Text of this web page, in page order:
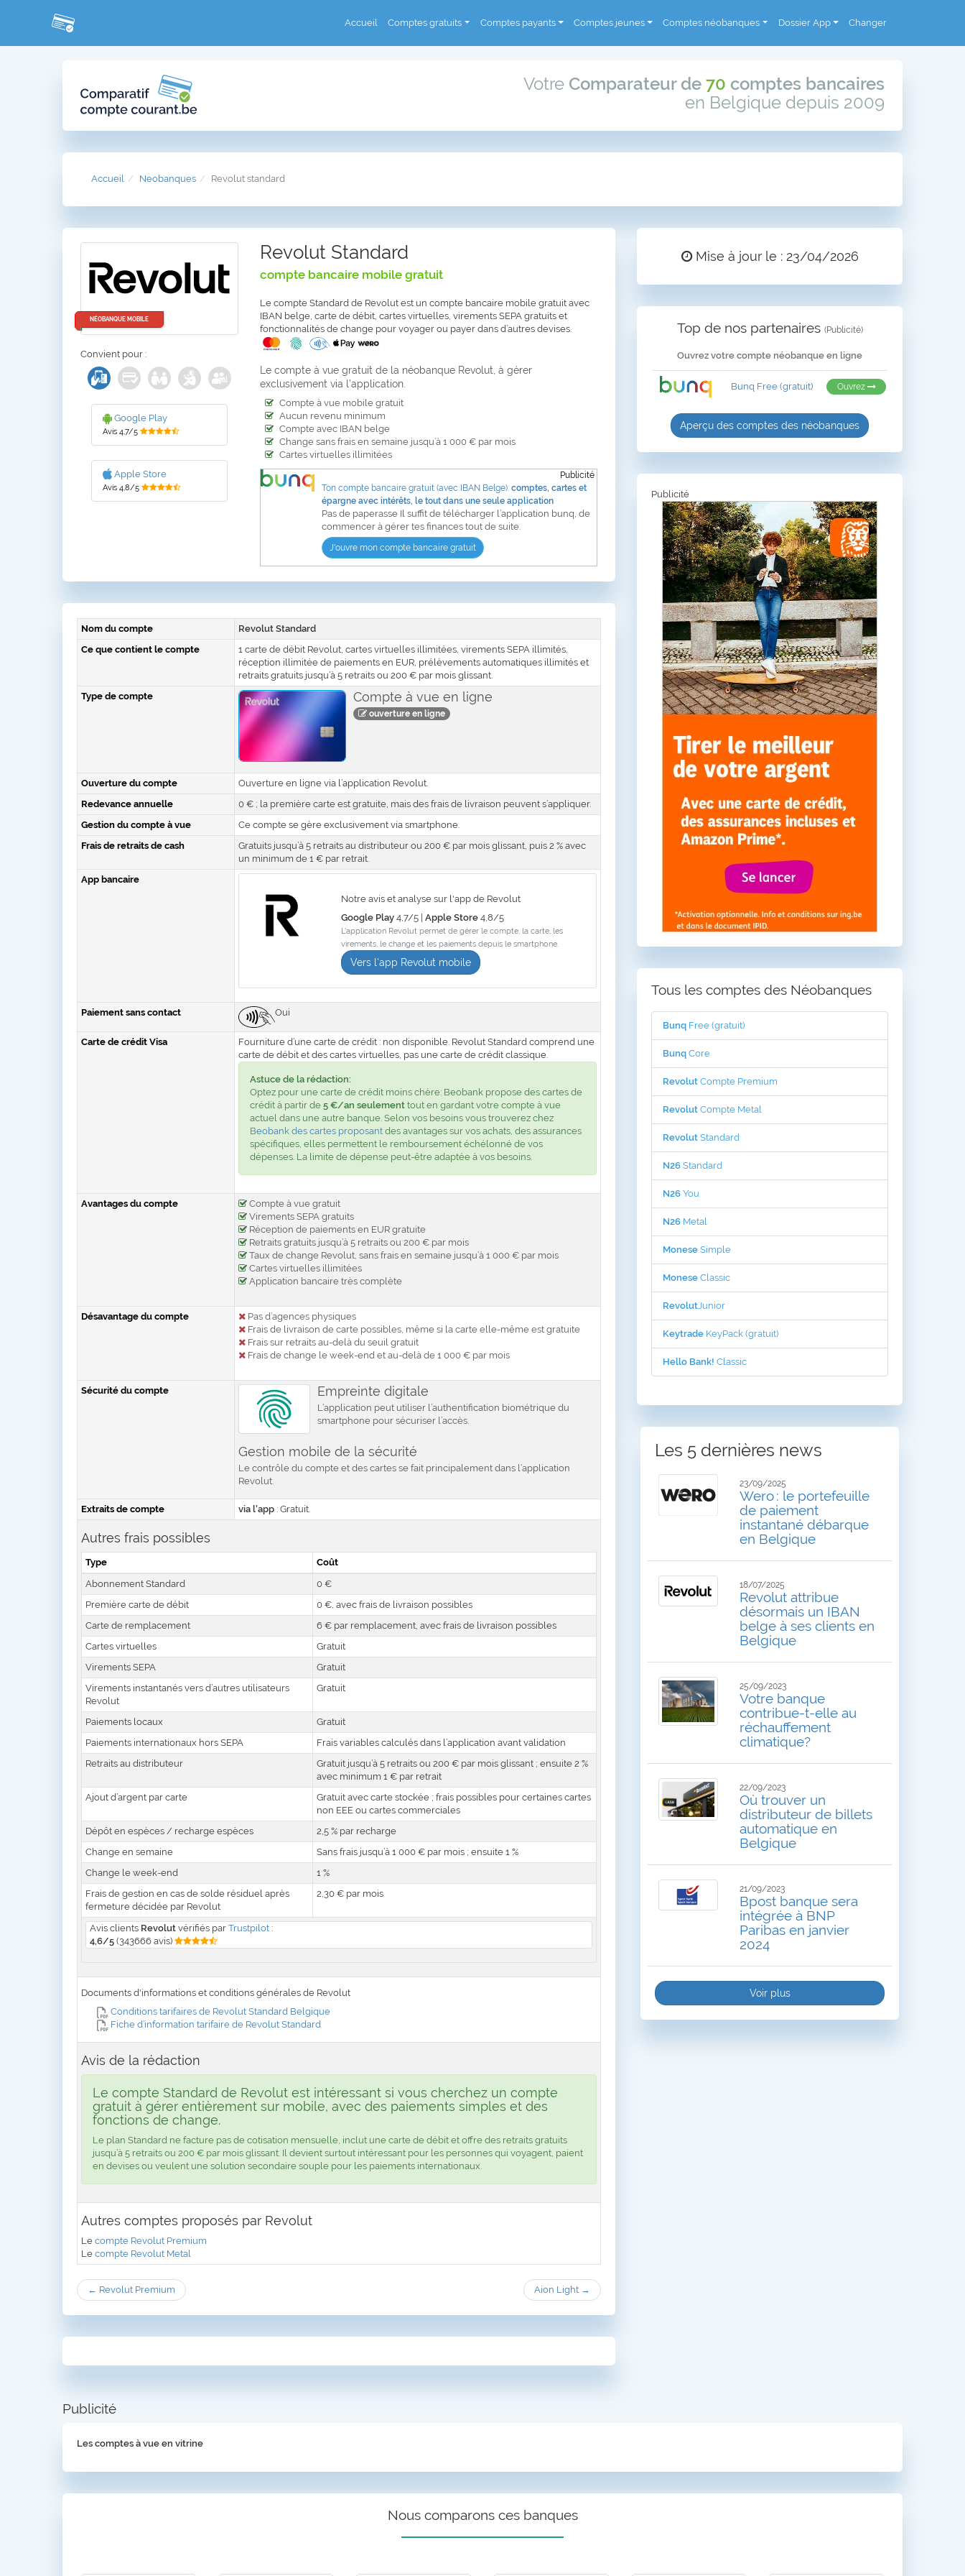
Accueil Comptes gratuits Comptes payants Comptes jeunes Comptes néobanques Dossier App Changer
Votre Comparateur de 70 comptes bancaires
en Belgique depuis 2009
Accueil Neobanques Revolut standard
NÉOBANQUE MOBILE
Convient pour :
Google Play
Avis 4,7/5
Apple Store
Avis 4,8/5
Revolut Standard
compte bancaire mobile gratuit
Le compte Standard de Revolut est un compte bancaire mobile gratuit avec
IBAN belge, carte de débit, cartes virtuelles, virements SEPA gratuits et
fonctionnalités de change pour voyager ou payer dans d’autres devises.
Le compte à vue gratuit de la néobanque Revolut, à gérer
exclusivement via l’application.
Compte à vue mobile gratuit
Aucun revenu minimum
Compte avec IBAN belge
Change sans frais en semaine jusqu’à 1 000 € par mois
Cartes virtuelles illimitées
Publicité
Ton compte bancaire gratuit (avec IBAN Belge): comptes, cartes et
épargne avec intérêts, le tout dans une seule application
Pas de paperasse Il suffit de télécharger l’application bunq, de
commencer à gérer tes finances tout de suite.
J'ouvre mon compte bancaire gratuit
Nom du compte
Revolut Standard
Ce que contient le compte
1 carte de débit Revolut, cartes virtuelles illimitées, virements SEPA illimités,
réception illimitée de paiements en EUR, prélèvements automatiques illimités et
retraits gratuits jusqu’à 5 retraits ou 200 € par mois glissant.
Type de compte
Compte à vue en ligne
ouverture en ligne
Ouverture du compte
Ouverture en ligne via l’application Revolut.
Redevance annuelle
0 € ; la première carte est gratuite, mais des frais de livraison peuvent s’appliquer.
Gestion du compte à vue
Ce compte se gère exclusivement via smartphone.
Frais de retraits de cash
Gratuits jusqu’à 5 retraits au distributeur ou 200 € par mois glissant, puis 2 % avec
un minimum de 1 € par retrait.
App bancaire
Notre avis et analyse sur l'app de Revolut
Google Play 4,7/5 |Apple Store 4,8/5
L’application Revolut permet de gérer le compte, la carte, les
virements, le change et les paiements depuis le smartphone.
Vers l'app Revolut mobile
Paiement sans contact Oui
Carte de crédit Visa
Fourniture d’une carte de crédit : non disponible. Revolut Standard comprend une
carte de débit et des cartes virtuelles, pas une carte de crédit classique.
Astuce de la rédaction:
Optez pour une carte de crédit moins chère: Beobank propose des cartes de
crédit à partir de 5 €/an seulement tout en gardant votre compte à vue
actuel dans une autre banque. Selon vos besoins vous trouverez chez
Beobank des cartes proposant des avantages sur vos achats, des assurances
spécifiques, elles permettent le remboursement échélonné de vos
dépenses. La limite de dépense peut-être adaptée à vos besoins.
Avantages du compte
Compte à vue gratuit
Virements SEPA gratuits
Réception de paiements en EUR gratuite
Retraits gratuits jusqu’à 5 retraits ou 200 € par mois
Taux de change Revolut, sans frais en semaine jusqu’à 1 000 € par mois
Cartes virtuelles illimitées
Application bancaire très complète
Désavantage du compte
Pas d’agences physiques
Frais de livraison de carte possibles, même si la carte elle-même est gratuite
Frais sur retraits au-delà du seuil gratuit
Frais de change le week-end et au-delà de 1 000 € par mois
Sécurité du compte Empreinte digitale
L’application peut utiliser l’authentification biométrique du
smartphone pour sécuriser l’accès.
Gestion mobile de la sécurité
Le contrôle du compte et des cartes se fait principalement dans l’application
Revolut.
Extraits de compte via l'app : Gratuit.
Autres frais possibles
Type
Coût
Abonnement Standard
0 €
Première carte de débit
0 €, avec frais de livraison possibles
Carte de remplacement
6 € par remplacement, avec frais de livraison possibles
Cartes virtuelles
Gratuit
Virements SEPA
Gratuit
Virements instantanés vers d’autres utilisateurs
Revolut
Gratuit
Paiements locaux
Gratuit
Paiements internationaux hors SEPA
Frais variables calculés dans l’application avant validation
Retraits au distributeur
Gratuit jusqu’à 5 retraits ou 200 € par mois glissant ; ensuite 2 %
avec minimum 1 € par retrait
Ajout d’argent par carte
Gratuit avec carte stockée ; frais possibles pour certaines cartes
non EEE ou cartes commerciales
Dépôt en espèces / recharge espèces
2,5 % par recharge
Change en semaine
Sans frais jusqu’à 1 000 € par mois ; ensuite 1 %
Change le week-end
1 %
Frais de gestion en cas de solde résiduel après
fermeture décidée par Revolut
2,30 € par mois
Avis clients Revolut vérifiés par Trustpilot :
4,6/5 (343666 avis)
Documents d'informations et conditions générales de Revolut
Conditions tarifaires de Revolut Standard Belgique
Fiche d’information tarifaire de Revolut Standard
Avis de la rédaction
Le compte Standard de Revolut est intéressant si vous cherchez un compte
gratuit à gérer entièrement sur mobile, avec des paiements simples et des
fonctions de change.
Le plan Standard ne facture pas de cotisation mensuelle, inclut une carte de débit et offre des retraits gratuits
jusqu’à 5 retraits ou 200 € par mois glissant. Il devient surtout intéressant pour les personnes qui voyagent, paient
en devises ou veulent une solution secondaire souple pour les paiements internationaux.
Autres comptes proposés par Revolut
Le compte Revolut Premium
Le compte Revolut Metal
← Revolut Premium Aion Light →
Mise à jour le : 23/04/2026
Top de nos partenaires (Publicité)
Ouvrez votre compte néobanque en ligne
Bunq Free (gratuit) Ouvrez
Aperçu des comptes des néobanques
Publicité
Tous les comptes des Néobanques
Bunq Free (gratuit)
Bunq Core
Revolut Compte Premium
Revolut Compte Metal
Revolut Standard
N26 Standard
N26 You
N26 Metal
Monese Simple
Monese Classic
Revolut Junior
Keytrade KeyPack (gratuit)
Hello Bank! Classic
Les 5 dernières news
23/09/2025
Wero : le portefeuille
de paiement
instantané débarque
en Belgique
18/07/2025
Revolut attribue
désormais un IBAN
belge à ses clients en
Belgique
25/09/2023
Votre banque
contribue-t-elle au
réchauffement
climatique?
22/09/2023
Où trouver un
distributeur de billets
automatique en
Belgique
21/09/2023
Bpost banque sera
intégrée à BNP
Paribas en janvier
2024
Voir plus
Publicité
Les comptes à vue en vitrine
Nous comparons ces banques